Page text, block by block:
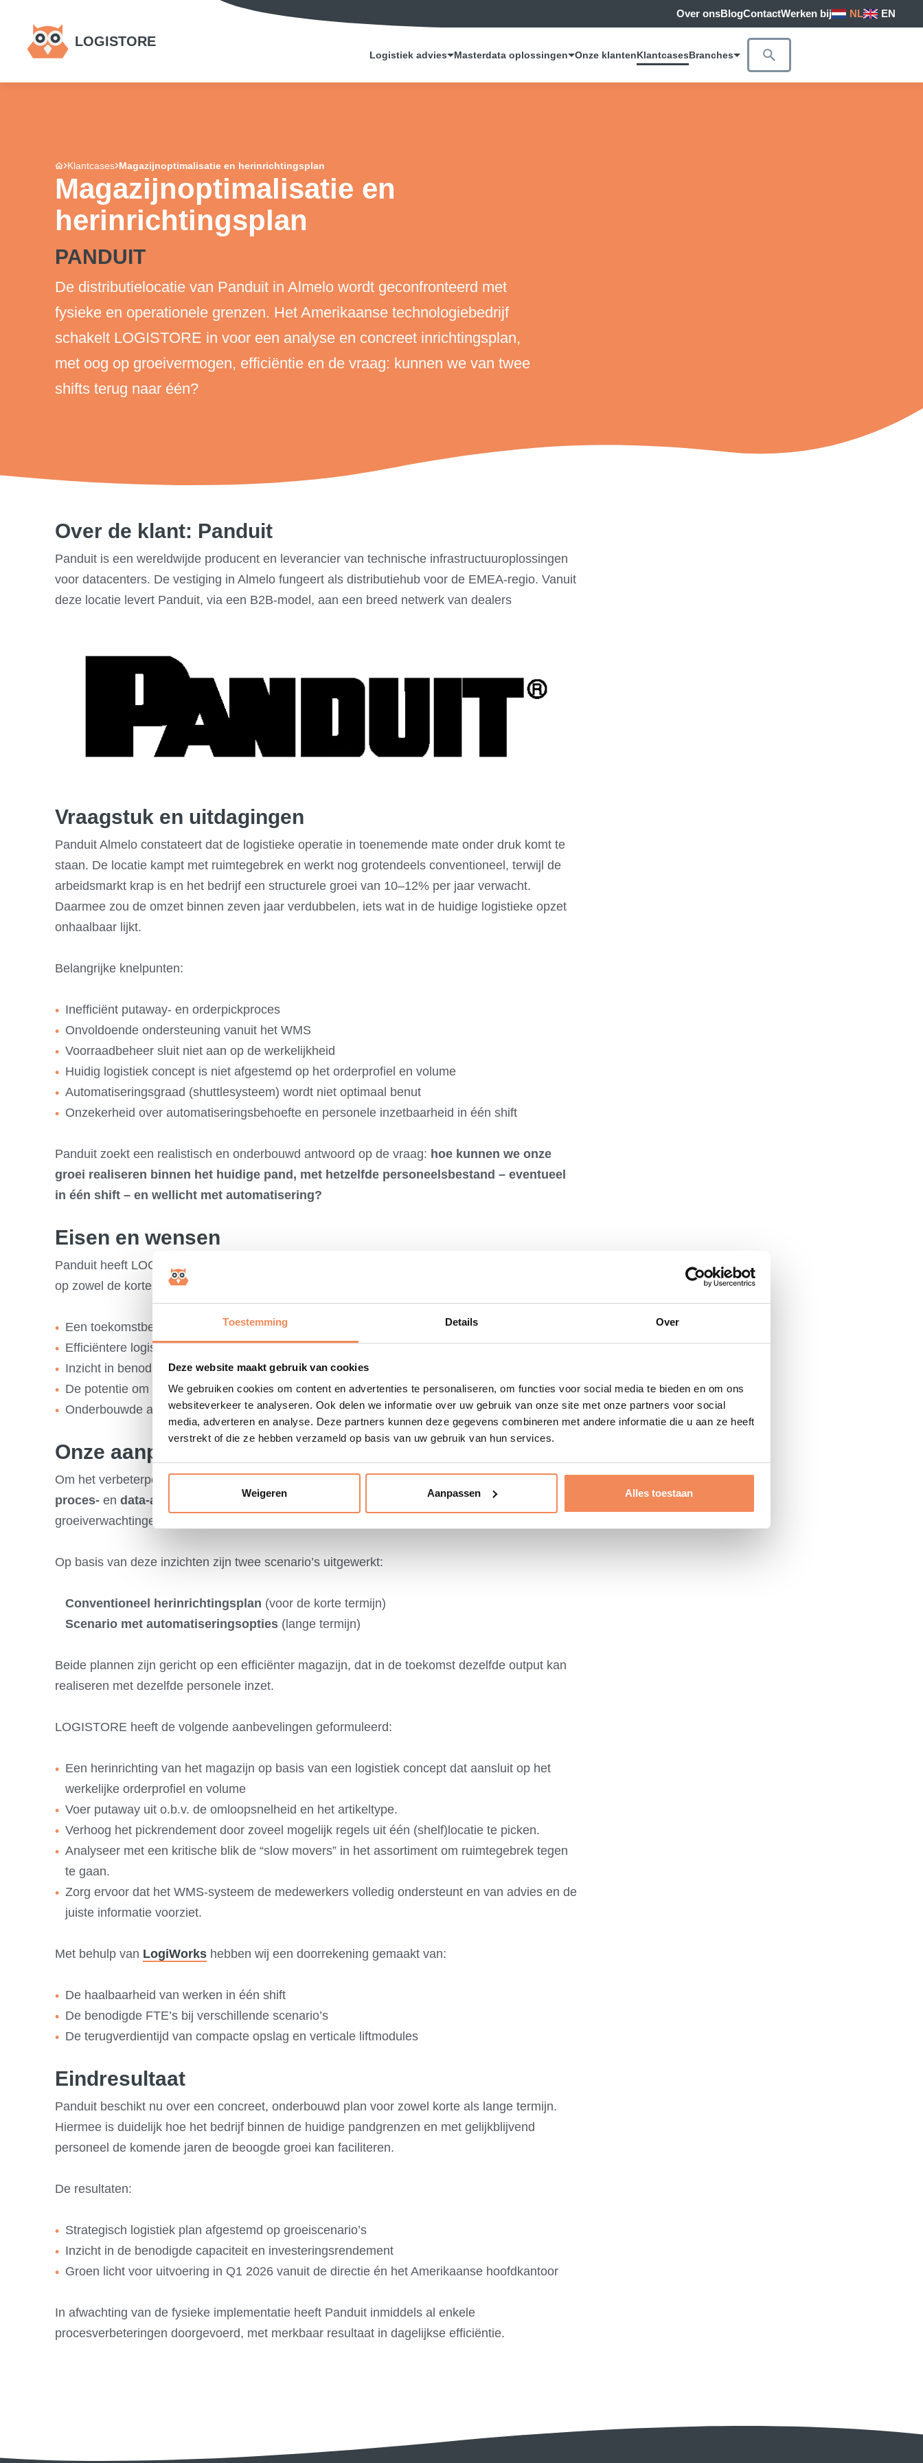
Toestemming Details Over
Deze website maakt gebruik van cookies
We gebruiken cookies om content en advertenties te personaliseren, om functies voor social media te bieden en om ons
websiteverkeer te analyseren. Ook delen we informatie over uw gebruik van onze site met onze partners voor social
media, adverteren en analyse. Deze partners kunnen deze gegevens combineren met andere informatie die u aan ze heeft
verstrekt of die ze hebben verzameld op basis van uw gebruik van hun services.
Weigeren Aanpassen Alles toestaan
LOGISTORE
Over onsBlogContactWerken bij NL EN
Logistiek advies Masterdata oplossingen Onze klantenKlantcasesBranches
Klantcases Magazijnoptimalisatie en herinrichtingsplan
Magazijnoptimalisatie en
herinrichtingsplan
PANDUIT
De distributielocatie van Panduit in Almelo wordt geconfronteerd met
fysieke en operationele grenzen. Het Amerikaanse technologiebedrijf
schakelt LOGISTORE in voor een analyse en concreet inrichtingsplan,
met oog op groeivermogen, efficiëntie en de vraag: kunnen we van twee
shifts terug naar één?
Over de klant: Panduit
Panduit is een wereldwijde producent en leverancier van technische infrastructuuroplossingen
voor datacenters. De vestiging in Almelo fungeert als distributiehub voor de EMEA-regio. Vanuit
deze locatie levert Panduit, via een B2B-model, aan een breed netwerk van dealers
Vraagstuk en uitdagingen
Panduit Almelo constateert dat de logistieke operatie in toenemende mate onder druk komt te
staan. De locatie kampt met ruimtegebrek en werkt nog grotendeels conventioneel, terwijl de
arbeidsmarkt krap is en het bedrijf een structurele groei van 10–12% per jaar verwacht.
Daarmee zou de omzet binnen zeven jaar verdubbelen, iets wat in de huidige logistieke opzet
onhaalbaar lijkt.
Belangrijke knelpunten:
Inefficiënt putaway- en orderpickproces
Onvoldoende ondersteuning vanuit het WMS
Voorraadbeheer sluit niet aan op de werkelijkheid
Huidig logistiek concept is niet afgestemd op het orderprofiel en volume
Automatiseringsgraad (shuttlesysteem) wordt niet optimaal benut
Onzekerheid over automatiseringsbehoefte en personele inzetbaarheid in één shift
Panduit zoekt een realistisch en onderbouwd antwoord op de vraag: hoe kunnen we onze
groei realiseren binnen het huidige pand, met hetzelfde personeelsbestand – eventueel
in één shift – en wellicht met automatisering?
Eisen en wensen
Panduit heeft LOGISTORE gevraagd om een
op zowel de korte als lange termijn, met als doel:
Een toekomstbestendig magazijn binnen de bestaande locatie
Efficiëntere logistieke processen
Inzicht in benodigde FTE's in verschillende scenario’s
De potentie om terug te gaan van twee shifts naar één
Onderbouwde afweging van automatisering versus conventionele inrichting
Onze aanpak en oplossing
Om het verbeterpotentieel scherp in beeld te krijgen, hebben wij een combinatie van een
proces- en data-analyse
uitgevoerd. Via gesprekken met de directie hebben we ook de
groeiverwachtingen en strategische doelen in kaart gebracht.
Op basis van deze inzichten zijn twee scenario’s uitgewerkt:
Conventioneel herinrichtingsplan (voor de korte termijn)
Scenario met automatiseringsopties (lange termijn)
Beide plannen zijn gericht op een efficiënter magazijn, dat in de toekomst dezelfde output kan
realiseren met dezelfde personele inzet.
LOGISTORE heeft de volgende aanbevelingen geformuleerd:
Een herinrichting van het magazijn op basis van een logistiek concept dat aansluit op het
werkelijke orderprofiel en volume
Voer putaway uit o.b.v. de omloopsnelheid en het artikeltype.
Verhoog het pickrendement door zoveel mogelijk regels uit één (shelf)locatie te picken.
Analyseer met een kritische blik de “slow movers” in het assortiment om ruimtegebrek tegen
te gaan.
Zorg ervoor dat het WMS-systeem de medewerkers volledig ondersteunt en van advies en de
juiste informatie voorziet.
Met behulp van LogiWorks hebben wij een doorrekening gemaakt van:
De haalbaarheid van werken in één shift
De benodigde FTE’s bij verschillende scenario’s
De terugverdientijd van compacte opslag en verticale liftmodules
Eindresultaat
Panduit beschikt nu over een concreet, onderbouwd plan voor zowel korte als lange termijn.
Hiermee is duidelijk hoe het bedrijf binnen de huidige pandgrenzen en met gelijkblijvend
personeel de komende jaren de beoogde groei kan faciliteren.
De resultaten:
Strategisch logistiek plan afgestemd op groeiscenario’s
Inzicht in de benodigde capaciteit en investeringsrendement
Groen licht voor uitvoering in Q1 2026 vanuit de directie én het Amerikaanse hoofdkantoor
In afwachting van de fysieke implementatie heeft Panduit inmiddels al enkele
procesverbeteringen doorgevoerd, met merkbaar resultaat in dagelijkse efficiëntie.